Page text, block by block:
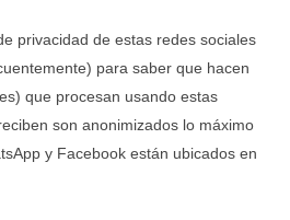
privacidad de estas redes sociales
para saber que hacen
que procesan usando estas
son anonimizados lo máximo
y Facebook están ubicados en